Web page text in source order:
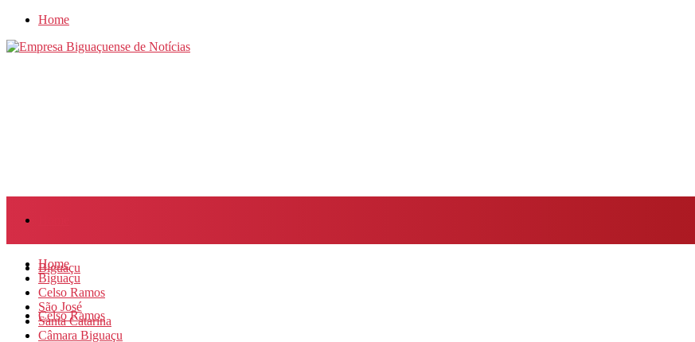
Home
Biguaçu
Celso Ramos
Home
Biguaçu
Celso Ramos
São José
Santa Catarina
Câmara Biguaçu